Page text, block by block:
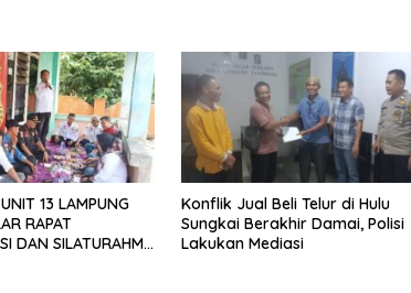
13 LAMPUNG
RAPAT
DAN SILATURAHMI
Konflik Jual Beli Telur di Hulu
Sungkai Berakhir Damai, Polisi
Lakukan Mediasi